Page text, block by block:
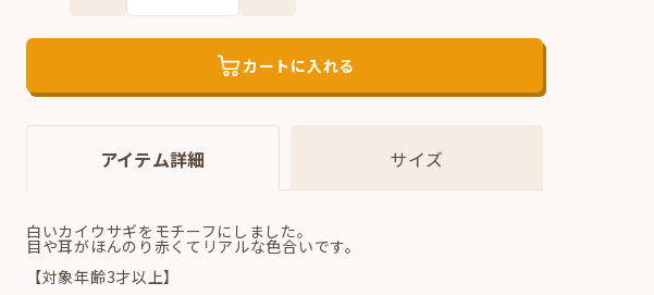
カートに入れる
アイテム詳細 サイズ
白いカイウサギをモチーフにしました。
目や耳がほんのり赤くてリアルな色合いです。
【対象年齢3才以上】